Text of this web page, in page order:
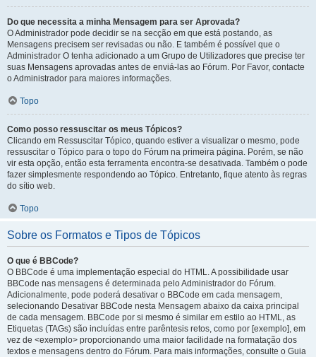
Do que necessita a minha Mensagem para ser Aprovada?
O Administrador pode decidir se na secção em que está postando, as
Mensagens precisem ser revisadas ou não. E também é possível que o
Administrador O tenha adicionado a um Grupo de Utilizadores que precise ter
suas Mensagens aprovadas antes de enviá-las ao Fórum. Por Favor, contacte
o Administrador para maiores informações.
Topo
Como posso ressuscitar os meus Tópicos?
Clicando em Ressuscitar Tópico, quando estiver a visualizar o mesmo, pode
ressuscitar o Tópico para o topo do Fórum na primeira página. Porém, se não
vir esta opção, então esta ferramenta encontra-se desativada. Também o pode
fazer simplesmente respondendo ao Tópico. Entretanto, fique atento às regras
do sítio web.
Topo
Sobre os Formatos e Tipos de Tópicos
O que é BBCode?
O BBCode é uma implementação especial do HTML. A possibilidade usar
BBCode nas mensagens é determinada pelo Administrador do Fórum.
Adicionalmente, pode poderá desativar o BBCode em cada mensagem,
selecionando Desativar BBCode nesta Mensagem abaixo da caixa principal
de cada mensagem. BBCode por si mesmo é similar em estilo ao HTML, as
Etiquetas (TAGs) são incluídas entre parêntesis retos, como por [exemplo], em
vez de <exemplo> proporcionando uma maior facilidade na formatação dos
textos e mensagens dentro do Fórum. Para mais informações, consulte o Guia